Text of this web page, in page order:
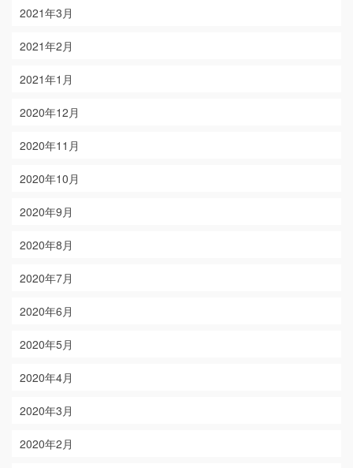
2021年3月
2021年2月
2021年1月
2020年12月
2020年11月
2020年10月
2020年9月
2020年8月
2020年7月
2020年6月
2020年5月
2020年4月
2020年3月
2020年2月